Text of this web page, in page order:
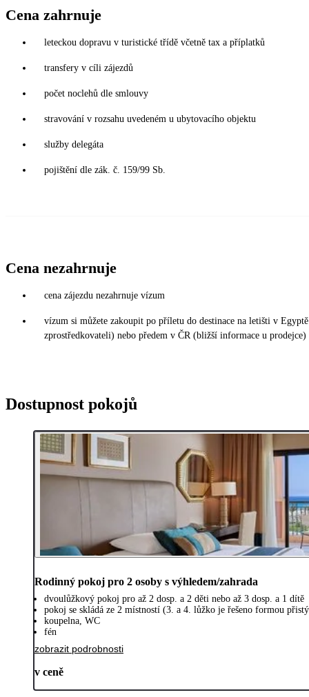
Cena zahrnuje
leteckou dopravu v turistické třídě včetně tax a příplatků
transfery v cíli zájezdů
počet noclehů dle smlouvy
stravování v rozsahu uvedeném u ubytovacího objektu
služby delegáta
pojištění dle zák. č. 159/99 Sb.
Cena nezahrnuje
cena zájezdu nezahrnuje vízum
vízum si můžete zakoupit po příletu do destinace na letišti v
zprostředkovateli) nebo předem v ČR (bližší informace u prodejce)
Dostupnost pokojů
Rodinný pokoj pro 2 osoby s výhledem/zahrada
dvoulůžkový pokoj pro až 2 dosp. a 2 děti nebo až 3 dosp. a 1 dítě
pokoj se skládá ze 2 místností (3. a 4. lůžko je řešeno formou
koupelna, WC
fén
zobrazit podrobnosti
v ceně